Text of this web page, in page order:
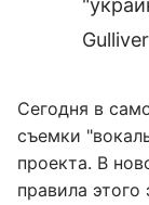
Сегодня в
съемки
проекта. В
правила